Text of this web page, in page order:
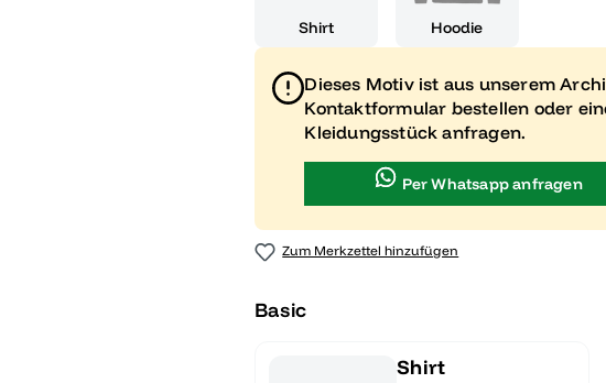
Shirt Hoodie
Dieses Motiv ist aus unserem
Kontaktformular bestellen oder
Kleidungsstück anfragen.
Per Whatsapp anfragen
Zum Merkzettel hinzufügen
Basic
Shirt